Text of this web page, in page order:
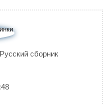
Русский сборник